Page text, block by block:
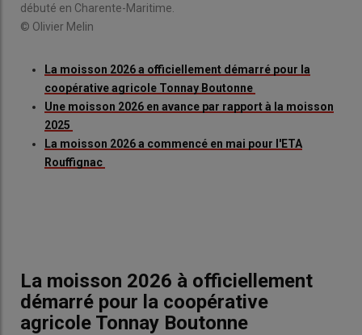
débuté en Charente-Maritime.
© Olivier Melin
La moisson 2026 a officiellement démarré pour la
coopérative agricole Tonnay Boutonne
Une moisson 2026 en avance par rapport à la moisson
2025
La moisson 2026 a commencé en mai pour l'ETA
Rouffignac
La moisson 2026 à officiellement
démarré pour la coopérative
agricole Tonnay Boutonne